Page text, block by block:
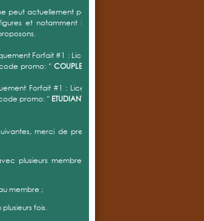
créer une bande d’évacuation
La deuxième phase consistera à
revêtement existant et le garnir
donc une terre battue artificielle,
en Alsace et ayant fait ses